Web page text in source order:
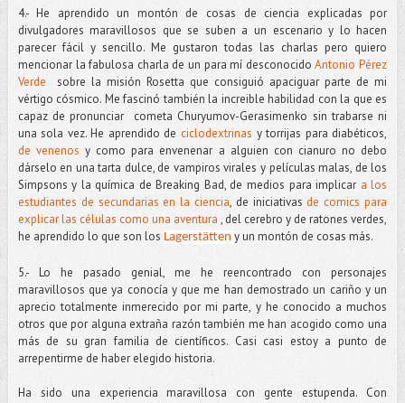
4.- He aprendido un montón de cosas de ciencia explicadas por
divulgadores maravillosos que se suben a un escenario y lo hacen
parecer fácil y sencillo. Me gustaron todas las charlas pero quiero
mencionar la fabulosa charla de un para mí desconocidoAntonio Pérez
Verde sobre la misión Rosetta que consiguió apaciguar parte de mi
vértigo cósmico. Me fascinó también la increible habilidad con la que es
capaz de pronunciar cometa Churyumov-Gerasimenko sin trabarse ni
una sola vez. He aprendido de ciclodextrinas y torrijas para diabéticos,
de venenos y como para envenenar a alguien con cianuro no debo
dárselo en una tarta dulce, de vampiros virales y películas malas, de los
Simpsons y la química de Breaking Bad, de medios para implicar a los
estudiantes de secundarias en la ciencia, de iniciativasde comics para
explicar las células como una aventura , del cerebro y de ratones verdes,
he aprendido lo que son los Lagerstätten y un montón de cosas más.
5.- Lo he pasado genial, me he reencontrado con personajes
maravillosos que ya conocía y que me han demostrado un cariño y un
aprecio totalmente inmerecido por mi parte, y he conocido a muchos
otros que por alguna extraña razón también me han acogido como una
más de su gran familia de científicos. Casi casi estoy a punto de
arrepentirme de haber elegido historia.
Ha sido una experiencia maravillosa con gente estupenda. Con